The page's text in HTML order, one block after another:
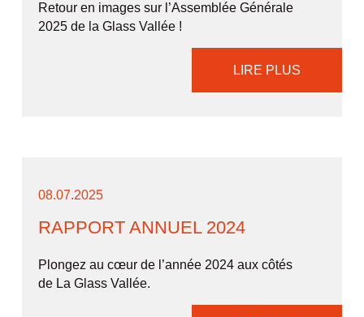
Retour en images sur l’Assemblée Générale
2025 de la Glass Vallée !
LIRE PLUS
08.07.2025
RAPPORT ANNUEL 2024
Plongez au cœur de l’année 2024 aux côtés
de La Glass Vallée.